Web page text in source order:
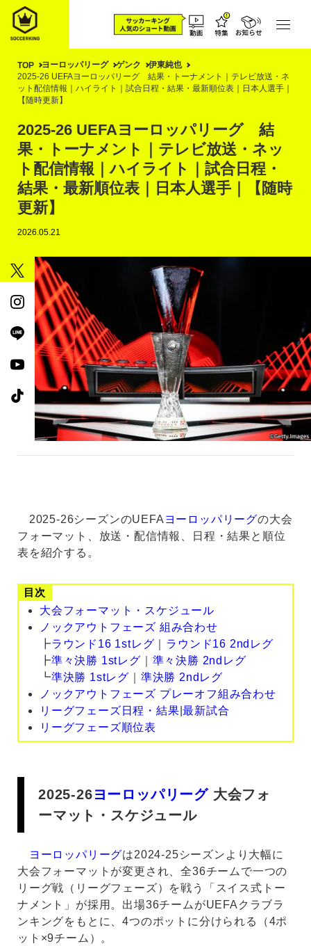
TOP ヨーロッパリーグ ゲンク
伊東純也
2025-26 UEFAヨーロッパリーグ 結果・トーナメント｜テレビ放送・ネ
ット配信情報｜ハイライト｜試合日程・結果・最新順位表｜日本人選手｜
【随時更新】
2025-26 UEFAヨーロッパリーグ 結
果・トーナメント｜テレビ放送・ネッ
ト配信情報｜ハイライト｜試合日程・
結果・最新順位表｜日本人選手｜【随時
更新】
2026.05.21
2025-26シーズンのUEFA ヨーロッパリーグの大会
フォーマット、放送・配信情報、日程・結果と順位
表を紹介する。
目次
大会フォーマット・スケジュール
ノックアウトフェーズ 組み合わせ
┣ラウンド16 1stレグ
ラウンド16 2ndレグ
┣準々決勝 1stレグ
準々決勝 2ndレグ
┗準決勝 1stレグ
準決勝 2ndレグ
ノックアウトフェーズ プレーオフ組み合わせ
リーグフェーズ日程・結果 |最新試合
リーグフェーズ順位表
2025-26ヨーロッパリーグ大会フォ
ーマット・スケジュール
ヨーロッパリーグは2024-25シーズンより大幅に
大会フォーマットが変更され、全36チームで一つの
リーグ戦（リーグフェーズ）を戦う「スイス式トー
ナメント」が採用。出場36チームがUEFAクラブラ
ンキングをもとに、4つのポットに分けられる（4ポ
ット×9チーム）。